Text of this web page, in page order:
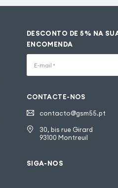
DESCONTO DE 5% NA
ENCOMENDA
E-mail *
CONTACTE-NOS
contacto@gsm55.pt
30, bis rue Girard
93100 Montreuil
SIGA-NOS